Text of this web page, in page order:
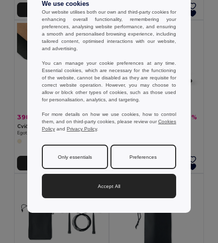
Přidat do košíku Přidat do košíku
398,66 kč 590,49 kč -32%
Egotier 98138
79,27 kč 154,15 kč -49%
DRYE Sportovní ručník
We use cookies
Our website utilises both our own and third-party cookies for
enhancing overall functionality, remembering your
preferences, analysing website performance, and ensuring
a smooth and personalised browsing experience, including
tailored content, optimised interactions with our website,
and advertising.
You can manage your cookie preferences at any time.
Essential cookies, which are necessary for the functioning
of the website, cannot be disabled as they are requisite for
correct website operation. However, you may choose to
allow or block other types of cookies, such as those used
for personalisation, analytics, and targeting.
For more details on how we use cookies, how to control
them, and on third-party cookies, please review ourCookies
Policy and Privacy Policy.
Only essentials Preferences
Accept All